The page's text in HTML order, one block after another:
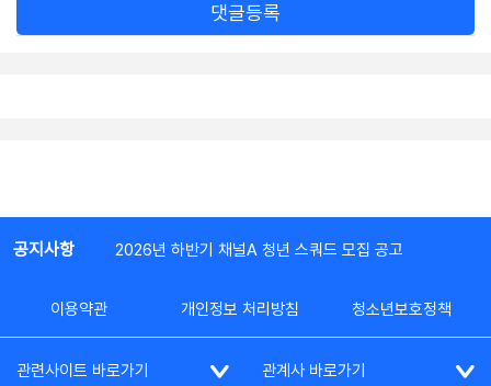
댓글등록
공지사항 2026년 하반기 채널A 청년 스쿼드 모집 공고
이용약관 개인정보 처리방침 청소년보호정책
관련사이트 바로가기 관계사 바로가기